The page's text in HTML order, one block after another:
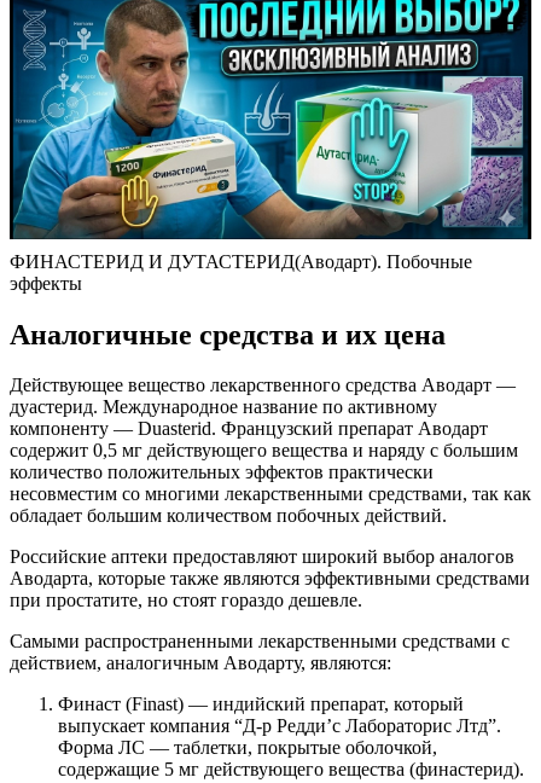
ФИНАСТЕРИД И ДУТАСТЕРИД(Аводарт). Побочные
эффекты
Аналогичные средства и их цена
Действующее вещество лекарственного средства Аводарт —
дуастерид. Международное название по активному
компоненту — Duasterid. Французский препарат Аводарт
содержит 0,5 мг действующего вещества и наряду с большим
количество положительных эффектов практически
несовместим со многими лекарственными средствами, так как
обладает большим количеством побочных действий.
Российские аптеки предоставляют широкий выбор аналогов
Аводарта, которые также являются эффективными средствами
при простатите, но стоят гораздо дешевле.
Самыми распространенными лекарственными средствами с
действием, аналогичным Аводарту, являются:
Финаст (Finast) — индийский препарат, который
выпускает компания “Д-р Редди’с Лабораторис Лтд”.
Форма ЛС — таблетки, покрытые оболочкой,
содержащие 5 мг действующего вещества (финастерид).